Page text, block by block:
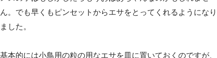
ん。でも早くもピンセットからエサをとってくれるようになり
ました。
基本的には小鳥用の粒の用なエサを皿に置いておくのですが、